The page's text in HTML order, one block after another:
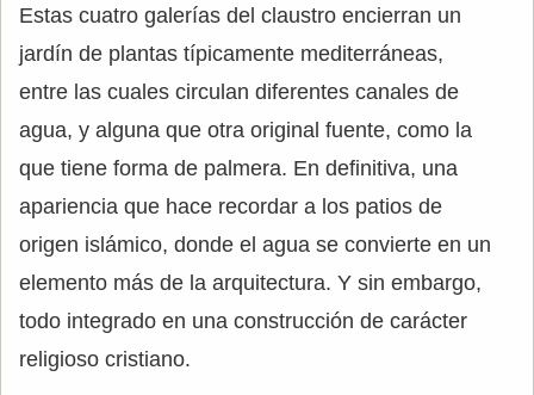
Estas cuatro galerías del claustro encierran un
jardín de plantas típicamente mediterráneas,
entre las cuales circulan diferentes canales de
agua, y alguna que otra original fuente, como la
que tiene forma de palmera. En definitiva, una
apariencia que hace recordar a los patios de
origen islámico, donde el agua se convierte en un
elemento más de la arquitectura. Y sin embargo,
todo integrado en una construcción de carácter
religioso cristiano.